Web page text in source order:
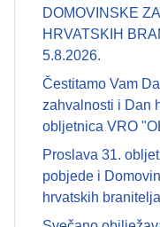
DOMOVINSKE
HRVATSKIH
5.8.2026.
Čestitamo Vam
zahvalnosti i Dan
obljetnica VRO
Proslava 31.
pobjede i
hrvatskih branitelja